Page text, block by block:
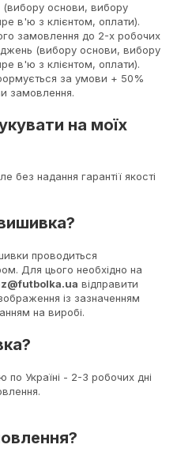
(вибору основи, вибору
в'ю з клієнтом, оплати).
замовлення до 2-х робочих
(вибору основи, вибору
в'ю з клієнтом, оплати).
за умови + 50%
замовлення.
на моїх
без надання гарантії якості
проводиться
Для цього необхідно на
відправити
із зазначенням
на виробі.
Україні - 2-3 робочих дні